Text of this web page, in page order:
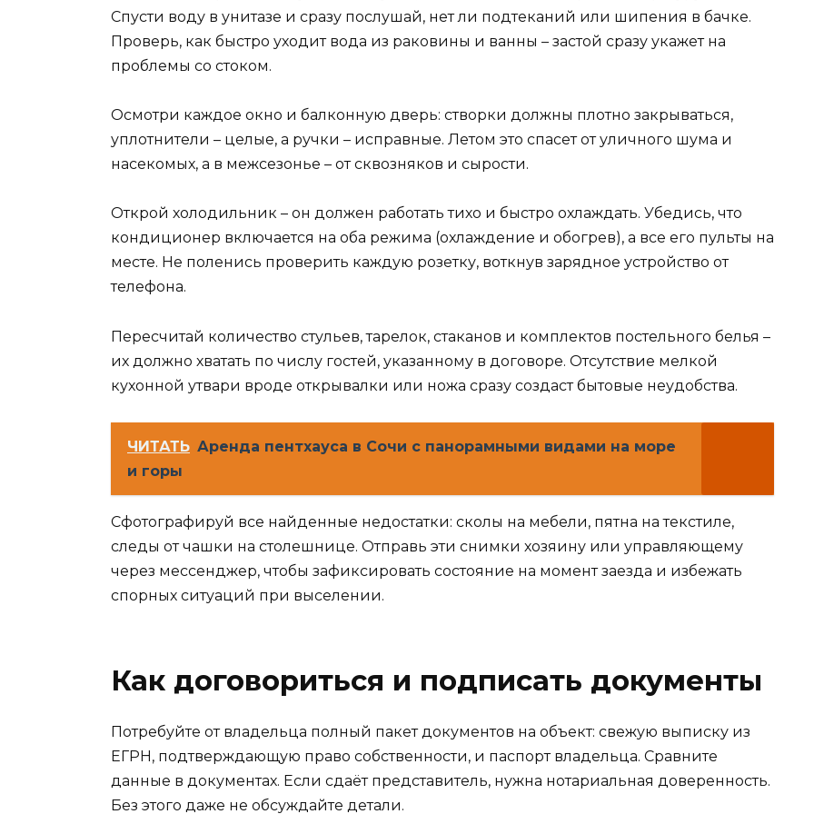
Спусти воду в унитазе и сразу послушай, нет ли подтеканий или шипения в бачке.
Проверь, как быстро уходит вода из раковины и ванны – застой сразу укажет на
проблемы со стоком.
Осмотри каждое окно и балконную дверь: створки должны плотно закрываться,
уплотнители – целые, а ручки – исправные. Летом это спасет от уличного шума и
насекомых, а в межсезонье – от сквозняков и сырости.
Открой холодильник – он должен работать тихо и быстро охлаждать. Убедись, что
кондиционер включается на оба режима (охлаждение и обогрев), а все его пульты на
месте. Не поленись проверить каждую розетку, воткнув зарядное устройство от
телефона.
Пересчитай количество стульев, тарелок, стаканов и комплектов постельного белья –
их должно хватать по числу гостей, указанному в договоре. Отсутствие мелкой
кухонной утвари вроде открывалки или ножа сразу создаст бытовые неудобства.
ЧИТАТЬ Аренда пентхауса в Сочи с панорамными видами на море
и горы
Сфотографируй все найденные недостатки: сколы на мебели, пятна на текстиле,
следы от чашки на столешнице. Отправь эти снимки хозяину или управляющему
через мессенджер, чтобы зафиксировать состояние на момент заезда и избежать
спорных ситуаций при выселении.
Как договориться и подписать документы
Потребуйте от владельца полный пакет документов на объект: свежую выписку из
ЕГРН, подтверждающую право собственности, и паспорт владельца. Сравните
данные в документах. Если сдаёт представитель, нужна нотариальная доверенность.
Без этого даже не обсуждайте детали.